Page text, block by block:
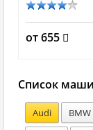
от 655
Список
Audi BMW